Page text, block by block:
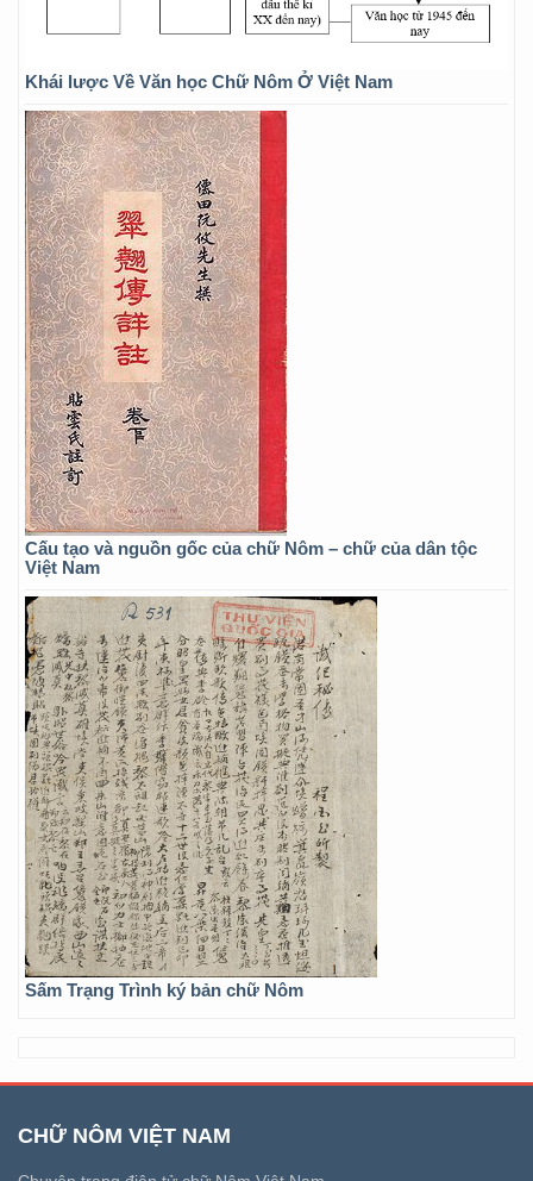
Khái lược Về Văn học Chữ Nôm Ở Việt Nam
Cấu tạo và nguồn gốc của chữ Nôm – chữ của dân tộc
Việt Nam
Sấm Trạng Trình ký bản chữ Nôm
CHỮ NÔM VIỆT NAM